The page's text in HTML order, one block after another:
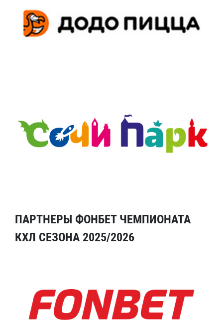
ПАРТНЕРЫ ФОНБЕТ ЧЕМПИОНАТА
КХЛ СЕЗОНА 2025/2026